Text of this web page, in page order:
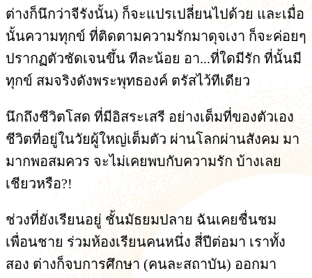
ต่างก็นึกว่าจีรังนั้น) ก็จะแปรเปลี่ยนไปด้วย และเมื่อ
นั้นความทุกข์ ที่ติดตามความรักมาดุจเงา ก็จะค่อยๆ
ปรากฏตัวชัดเจนขึ้น ทีละน้อย อา...ที่ใดมีรัก ที่นั้นมี
ทุกข์ สมจริงดังพระพุทธองค์ ตรัสไว้ทีเดียว
นึกถึงชีวิตโสด ที่มีอิสระเสรี อย่างเต็มที่ของตัวเอง
ชีวิตที่อยู่ในวัยผู้ใหญ่เต็มตัว ผ่านโลกผ่านสังคม มา
มากพอสมควร จะไม่เคยพบกับความรัก บ้างเลย
เชียวหรือ?!
ช่วงที่ยังเรียนอยู่ ชั้นมัธยมปลาย ฉันเคยชื่นชม
เพื่อนชาย ร่วมห้องเรียนคนหนึ่ง สี่ปีต่อมา เราทั้ง
สอง ต่างก็จบการศึกษา (คนละสถาบัน) ออกมา